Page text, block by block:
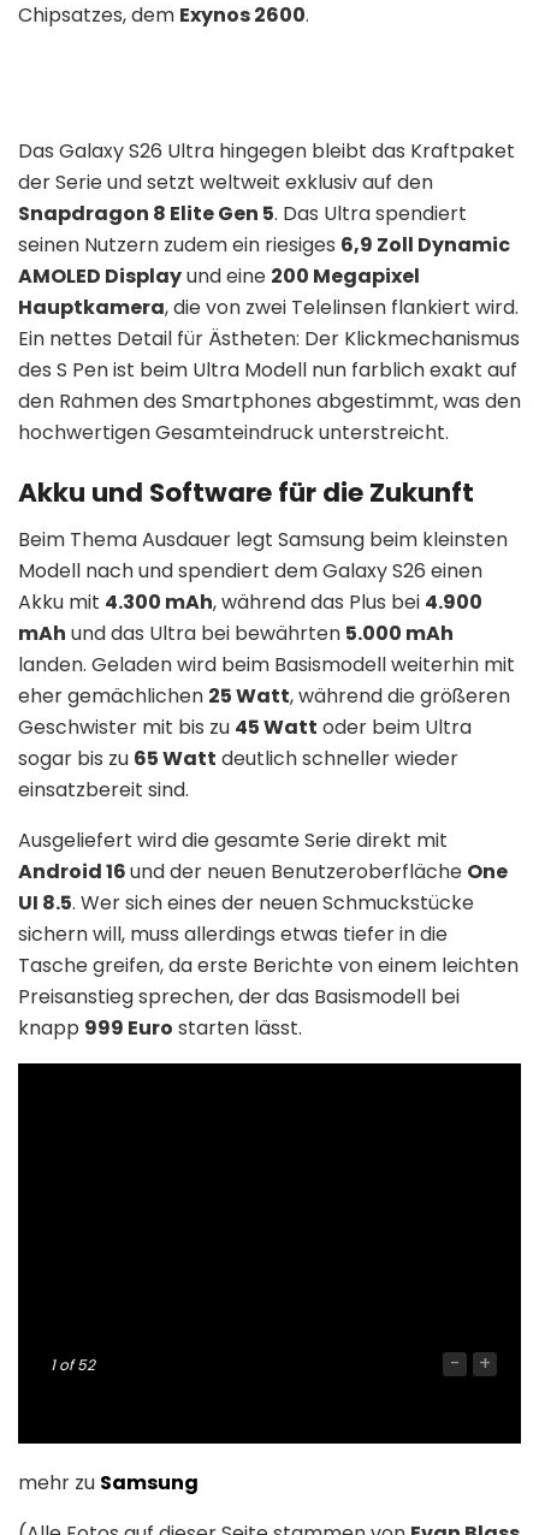
Chipsatzes, dem Exynos 2600.
Das Galaxy S26 Ultra hingegen bleibt das Kraftpaket
der Serie und setzt weltweit exklusiv auf den
Snapdragon 8 Elite Gen 5. Das Ultra spendiert
seinen Nutzern zudem ein riesiges 6,9 Zoll Dynamic
AMOLED Displayund eine 200 Megapixel
Hauptkamera, die von zwei Telelinsen flankiert wird.
Ein nettes Detail für Ästheten: Der Klickmechanismus
des S Pen ist beim Ultra Modell nun farblich exakt auf
den Rahmen des Smartphones abgestimmt, was den
hochwertigen Gesamteindruck unterstreicht.
Akku und Software für die Zukunft
Beim Thema Ausdauer legt Samsung beim kleinsten
Modell nach und spendiert dem Galaxy S26 einen
Akku mit 4.300 mAh, während das Plus bei 4.900
mAh und das Ultra bei bewährten 5.000 mAh
landen. Geladen wird beim Basismodell weiterhin mit
eher gemächlichen 25 Watt, während die größeren
Geschwister mit bis zu 45 Watt oder beim Ultra
sogar bis zu 65 Watt deutlich schneller wieder
einsatzbereit sind.
Ausgeliefert wird die gesamte Serie direkt mit
Android 16und der neuen Benutzeroberfläche One
UI 8.5. Wer sich eines der neuen Schmuckstücke
sichern will, muss allerdings etwas tiefer in die
Tasche greifen, da erste Berichte von einem leichten
Preisanstieg sprechen, der das Basismodell bei
knapp 999 Euro starten lässt.
1of 52 - +
mehr zu Samsung